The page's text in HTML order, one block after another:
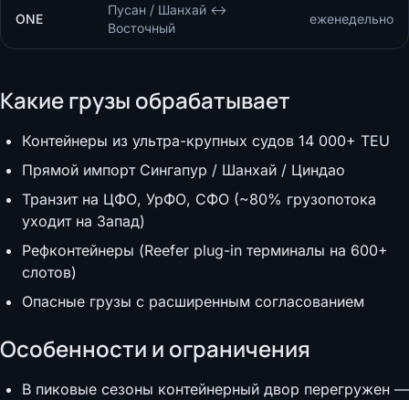
ONE
Пусан / Шанхай ↔
Восточный
еженедельно
Какие грузы обрабатывает
Контейнеры из ультра-крупных судов 14 000+ TEU
Прямой импорт Сингапур / Шанхай / Циндао
Транзит на ЦФО, УрФО, СФО (~80% грузопотока
уходит на Запад)
Рефконтейнеры (Reefer plug-in терминалы на 600+
слотов)
Опасные грузы с расширенным согласованием
Особенности и ограничения
В пиковые сезоны контейнерный двор перегружен —